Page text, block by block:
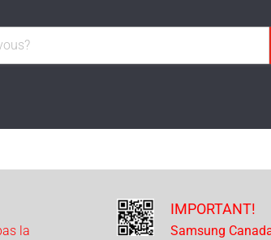
la
IMPORTANT!
Samsung